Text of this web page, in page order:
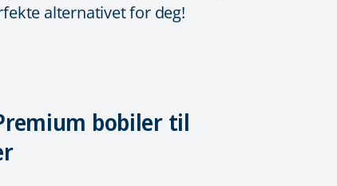
alternativet for deg!
bobiler til